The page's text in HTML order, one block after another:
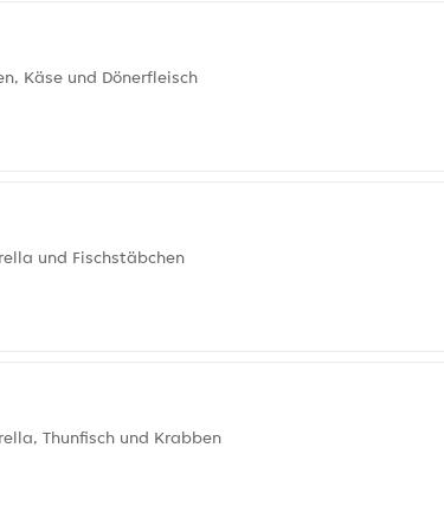
Käse und Dönerfleisch
und Fischstäbchen
Thunfisch und Krabben